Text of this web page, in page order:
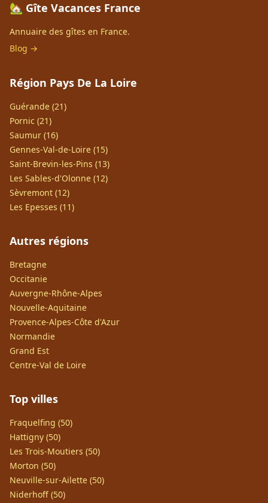
🏡 Gîte Vacances France
Annuaire des gîtes en France.
Blog →
Région Pays De La Loire
Guérande (21)
Pornic (21)
Saumur (16)
Gennes-Val-de-Loire (15)
Saint-Brevin-les-Pins (13)
Les Sables-d'Olonne (12)
Sèvremont (12)
Les Epesses (11)
Autres régions
Bretagne
Occitanie
Auvergne-Rhône-Alpes
Nouvelle-Aquitaine
Provence-Alpes-Côte d'Azur
Normandie
Grand Est
Centre-Val de Loire
Top villes
Fraquelfing (50)
Hattigny (50)
Les Trois-Moutiers (50)
Morton (50)
Neuville-sur-Ailette (50)
Niderhoff (50)